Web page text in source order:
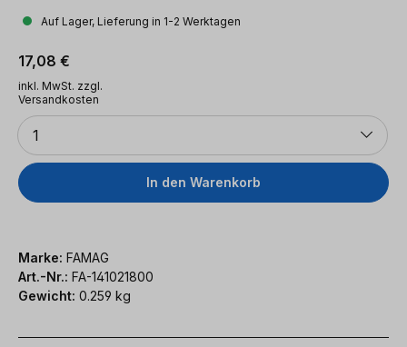
Auf Lager, Lieferung in 1-2 Werktagen
Regulärer Preis:
17,08 €
inkl. MwSt. zzgl.
Versandkosten
Anzahl
1
In den Warenkorb
Marke: FAMAG
Art.-Nr.: FA-141021800
Gewicht: 0.259 kg